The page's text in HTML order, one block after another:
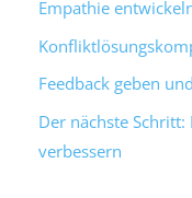
Empathie
Feedback geben
Der nächste
verbessern